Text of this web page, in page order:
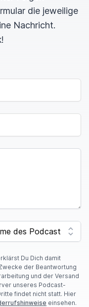
die jeweilige
Nachricht.
Du Dich damit
der Beantwortung
und der Versand
unseres Podcast-
findet nicht statt. Hier
einsehen.